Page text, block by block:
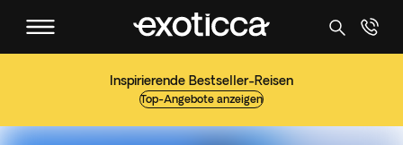
Inspirierende Bestseller-Reisen
Top-Angebote anzeigen